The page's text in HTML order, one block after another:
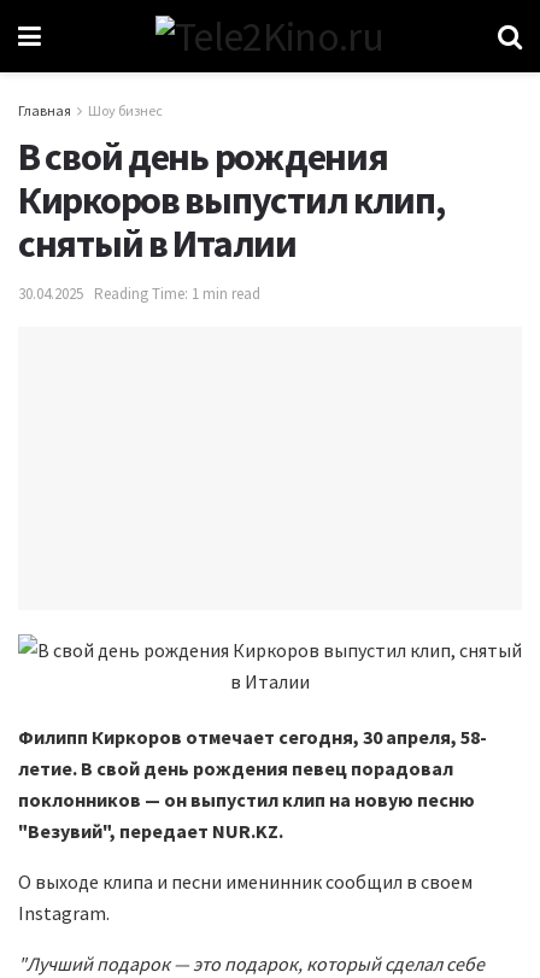
Главная Шоу бизнес
В свой день рождения
Киркоров выпустил клип,
снятый в Италии
30.04.2025 Reading Time: 1 min read
Филипп Киркоров отмечает сегодня, 30 апреля, 58-
летие. В свой день рождения певец порадовал
поклонников — он выпустил клип на новую песню
"Везувий", передает NUR.KZ.
О выходе клипа и песни именинник сообщил в своем
Instagram.
"Лучший подарок — это подарок, который сделал себе